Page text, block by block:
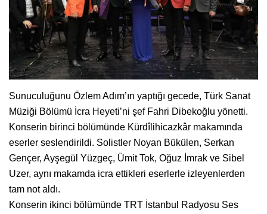
Sunuculuğunu Özlem Adım’ın yaptığı gecede, Türk Sanat
Müziği Bölümü İcra Heyeti’ni şef Fahri Dibekoğlu yönetti.
Konserin birinci bölümünde Kürdîlihicazkâr makamında
eserler seslendirildi. Solistler Noyan Bükülen, Serkan
Gençer, Ayşegül Yüzgeç, Ümit Tok, Oğuz İmrak ve Sibel
Uzer, aynı makamda icra ettikleri eserlerle izleyenlerden
tam not aldı.
Konserin ikinci bölümünde TRT İstanbul Radyosu Ses